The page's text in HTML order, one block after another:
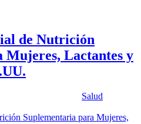
de Nutrición
Mujeres, Lactantes y
Salud